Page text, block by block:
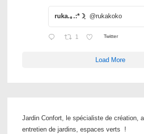
ruka.｡.:*☽ฺ @rukakoko
1 Twitter
Load More
Jardin Confort, le spécialiste de création,
entretien de jardins, espaces verts !